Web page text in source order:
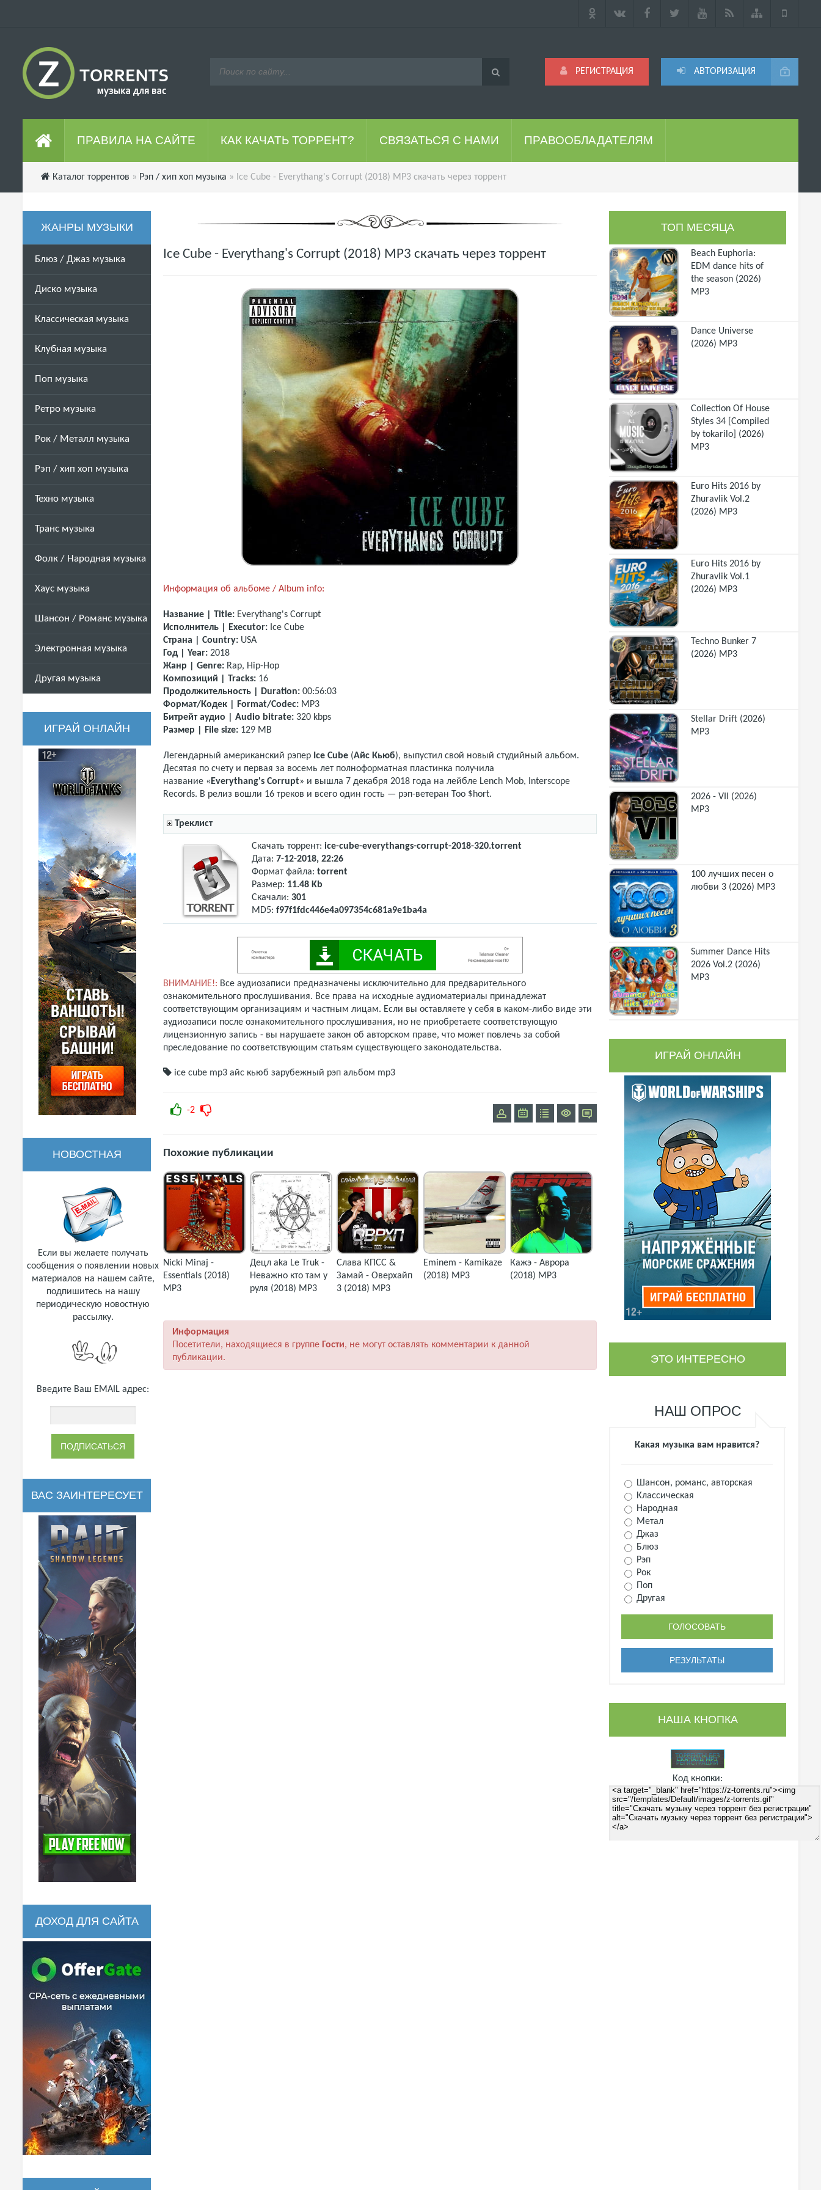
АВТОРИЗАЦИЯ
РЕГИСТРАЦИЯ
ПРАВИЛА НА САЙТЕ КАК КАЧАТЬ ТОРРЕНТ? СВЯЗАТЬСЯ С НАМИ ПРАВООБЛАДАТЕЛЯМ
Каталог торрентов » Рэп / хип хоп музыка » Ice Cube - Everythang's Corrupt (2018) MP3 скачать через торрент
ЖАНРЫ МУЗЫКИ
Блюз / Джаз музыка
Диско музыка
Классическая музыка
Клубная музыка
Поп музыка
Ретро музыка
Рок / Металл музыка
Рэп / хип хоп музыка
Техно музыка
Транс музыка
Фолк / Народная музыка
Хаус музыка
Шансон / Романс музыка
Электронная музыка
Другая музыка
ИГРАЙ ОНЛАЙН
НОВОСТНАЯ
РАССЫЛКА
Если вы желаете получать
сообщения о появлении новых
материалов на нашем сайте,
подпишитесь на нашу
периодическую новостную
рассылку.
Введите Ваш EMAIL адрес:
ВАС ЗАИНТЕРЕСУЕТ
ДОХОД ДЛЯ САЙТА
Ice Cube - Everythang's Corrupt (2018) MP3 скачать через торрент
Информация об альбоме / Album info:
Название | Title: Everythang's Corrupt
Исполнитель | Executor: Ice Cube
Страна | Country: USA
Год | Year: 2018
Жанр | Genre: Rap, Hip-Hop
Композиций | Tracks: 16
Продолжительность | Duration: 00:56:03
Формат/Кодек | Format/Codec: MP3
Битрейт аудио | Audio bitrate: 320 kbps
Размер | File size: 129 MB
Легендарный американский рэпер Ice Cube (Айс Кьюб), выпустил свой новый студийный альбом.
Десятая по счету и первая за восемь лет полноформатная пластинка получила
название «Everythang's Corrupt» и вышла 7 декабря 2018 года на лейбле Lench Mob, Interscope
Records. В релиз вошли 16 треков и всего один гость — рэп-ветеран Too $hort.
Треклист
Скачать торрент: ice-cube-everythangs-corrupt-2018-320.torrent
Дата: 7-12-2018, 22:26
Формат файла: torrent
Размер: 11.48 Kb
Скачали: 301
MD5: f97f1fdc446e4a097354c681a9e1ba4a
ВНИМАНИЕ!: Все аудиозаписи предназначены исключительно для предварительного
ознакомительного прослушивания. Все права на исходные аудиоматериалы принадлежат
соответствующим организациям и частным лицам. Если вы оставляете у себя в каком-либо виде эти
аудиозаписи после ознакомительного прослушивания, но не приобретаете соответствующую
лицензионную запись - вы нарушаете закон об авторском праве, что может повлечь за собой
преследование по соответствующим статьям существующего законодательства.
ice cube mp3 айс кьюб зарубежный рэп альбом mp3
-2
Похожие публикации
Nicki Minaj -
Essentials (2018)
MP3
Децл aka Le Truk -
Неважно кто там у
руля (2018) MP3
Слава КПСС &
Замай - Оверхайп
3 (2018) MP3
Eminem - Kamikaze
(2018) MP3
Кажэ - Аврора
(2018) MP3
Информация
Посетители, находящиеся в группе Гости, не могут оставлять комментарии к данной
публикации.
ТОП МЕСЯЦА
Beach Euphoria:
EDM dance hits of
the season (2026)
MP3
Dance Universe
(2026) MP3
Collection Of House
Styles 34 [Compiled
by tokarilo] (2026)
MP3
Euro Hits 2016 by
Zhuravlik Vol.2
(2026) MP3
Euro Hits 2016 by
Zhuravlik Vol.1
(2026) MP3
Techno Bunker 7
(2026) MP3
Stellar Drift (2026)
MP3
2026 - VII (2026)
MP3
100 лучших песен о
любви 3 (2026) MP3
Summer Dance Hits
2026 Vol.2 (2026)
MP3
ИГРАЙ ОНЛАЙН
ЭТО ИНТЕРЕСНО
НАШ ОПРОС
Какая музыка вам нравится?
Шансон, романс, авторская
Классическая
Народная
Метал
Джаз
Блюз
Рэп
Рок
Поп
Другая
НАША КНОПКА
Код кнопки: